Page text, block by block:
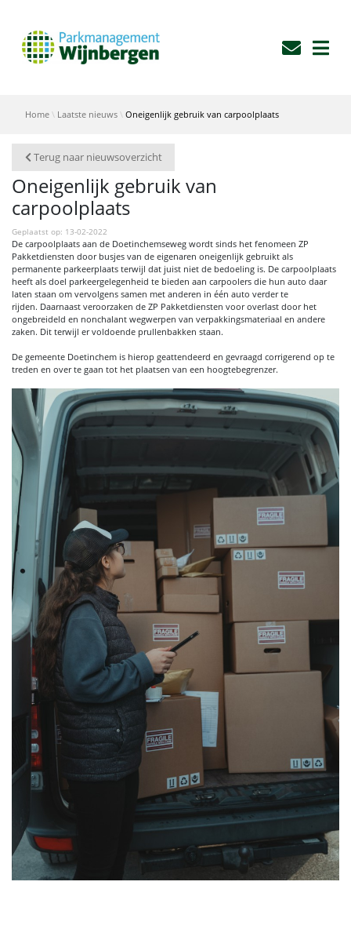
Home Laatste nieuws Oneigenlijk gebruik van carpoolplaats
Terug naar nieuwsoverzicht
Oneigenlijk gebruik van
carpoolplaats
Geplaatst op: 13-02-2022
De carpoolplaats aan de Doetinchemseweg wordt sinds het fenomeen ZP
Pakketdiensten door busjes van de eigenaren oneigenlijk gebruikt als
permanente parkeerplaats terwijl dat juist niet de bedoeling is. De carpoolplaats
heeft als doel parkeergelegenheid te bieden aan carpoolers die hun auto daar
laten staan om vervolgens samen met anderen in één auto verder te
rijden. Daarnaast veroorzaken de ZP Pakketdiensten voor overlast door het
ongebreideld en nonchalant wegwerpen van verpakkingsmateriaal en andere
zaken. Dit terwijl er voldoende prullenbakken staan.
De gemeente Doetinchem is hierop geattendeerd en gevraagd corrigerend op te
treden en over te gaan tot het plaatsen van een hoogtebegrenzer.